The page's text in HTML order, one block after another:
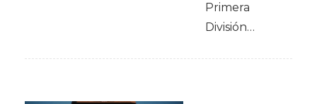
Primera
División…